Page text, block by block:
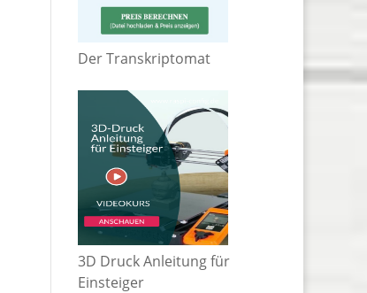
Der Transkriptomat
3D Druck Anleitung für
Einsteiger